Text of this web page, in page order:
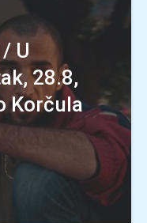
U
28.8,
Korčula